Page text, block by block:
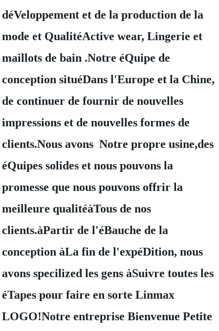
déVeloppement et de la production de la
mode et QualitéActive wear, Lingerie et
maillots de bain .Notre éQuipe de
conception situéDans l'Europe et la Chine,
de continuer de fournir de nouvelles
impressions et de nouvelles formes de
clients.Nous avons Notre propre usine,des
éQuipes solides et nous pouvons la
promesse que nous pouvons offrir la
meilleure qualitéàTous de nos
clients.àPartir de l'éBauche de la
conception àLa fin de l'expéDition, nous
avons specilized les gens àSuivre toutes les
éTapes pour faire en sorte Linmax
LOGO!Notre entreprise Bienvenue Petite